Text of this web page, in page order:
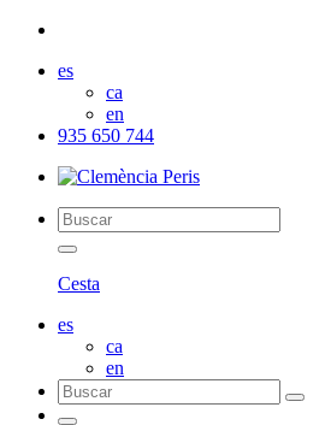
es
ca
en
935 650 744
Cesta
es
ca
en